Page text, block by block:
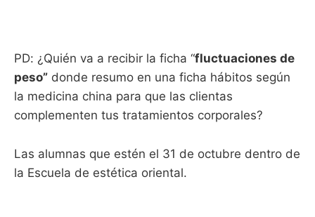
PD: ¿Quién va a recibir la ficha “fluctuaciones de
peso” donde resumo en una ficha hábitos según
la medicina china para que las clientas
complementen tus tratamientos corporales?
Las alumnas que estén el 31 de octubre dentro de
la Escuela de estética oriental.